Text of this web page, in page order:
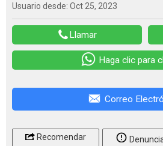
Usuario desde: Oct 25, 2023
Llamar
Haga clic para
Correo
Recomendar